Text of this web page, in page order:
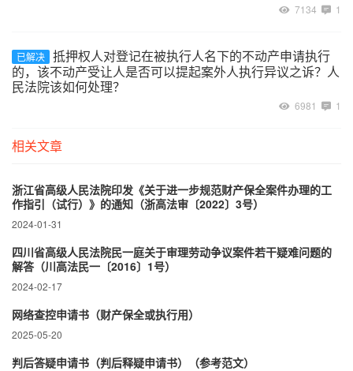
7134 1
已解决 抵押权人对登记在被执行人名下的不动产申请执行
的，该不动产受让人是否可以提起案外人执行异议之诉？人
民法院该如何处理？
6981 1
相关文章
浙江省高级人民法院印发《关于进一步规范财产保全案件办理的工
作指引（试行）》的通知（浙高法审〔2022〕3号）
2024-01-31
四川省高级人民法院民一庭关于审理劳动争议案件若干疑难问题的
解答（川高法民一〔2016〕1号）
2024-02-17
网络查控申请书（财产保全或执行用）
2025-05-20
判后答疑申请书（判后释疑申请书）（参考范文）